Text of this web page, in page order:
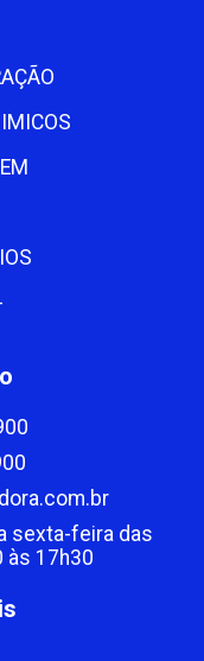
sexta-feira das
às 17h30